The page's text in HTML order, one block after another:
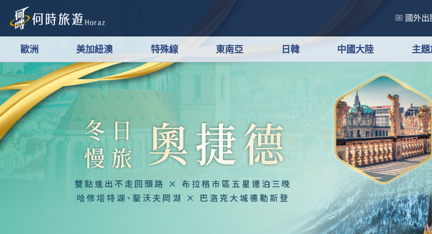
國外出
歐洲 美加紐澳 特殊線 東南亞 日韓 中國大陸 主